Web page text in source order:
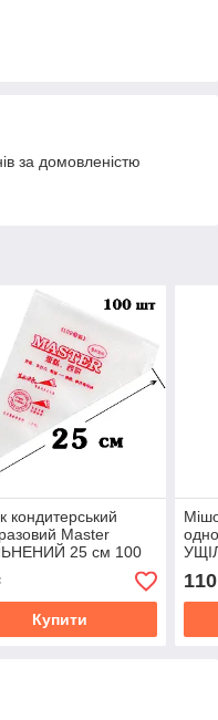
за домовленістю
кондитерський
Master
25 см 100
Купити
шт
110